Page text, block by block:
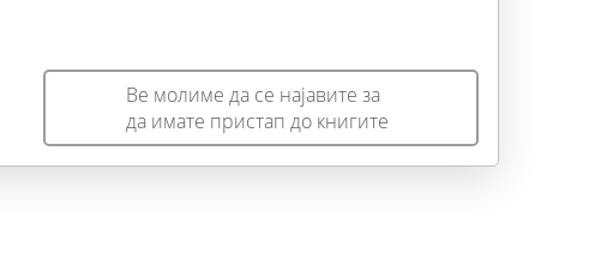
Ве молиме да се најавите за
да имате пристап до книгите